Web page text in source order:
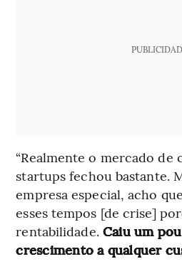
“Realmente o mercado de
startups fechou bastante.
empresa especial, acho
esses tempos [de crise]
rentabilidade. Caiu um
crescimento a qualquer